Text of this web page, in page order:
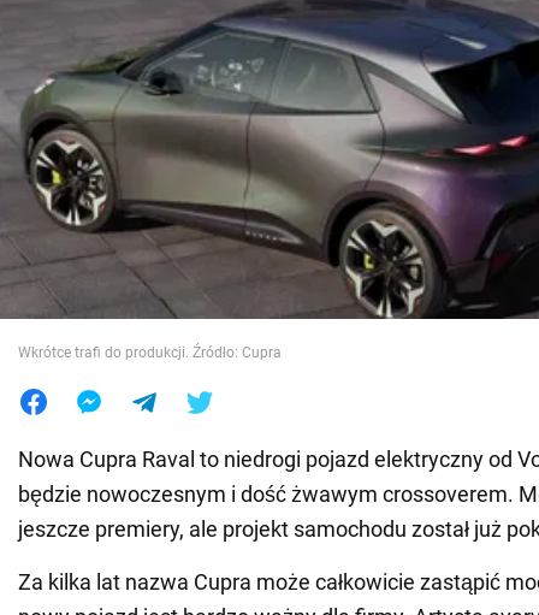
Społeczeństwo
Wojna na Ukrainie
Świat
Jedzenie
Wkrótce trafi do produkcji. Źródło: Cupra
Nowa Cupra Raval to niedrogi pojazd elektryczny od
będzie nowoczesnym i dość żwawym crossoverem.
jeszcze premiery, ale projekt samochodu został już
Za kilka lat nazwa Cupra może całkowicie zastąpić